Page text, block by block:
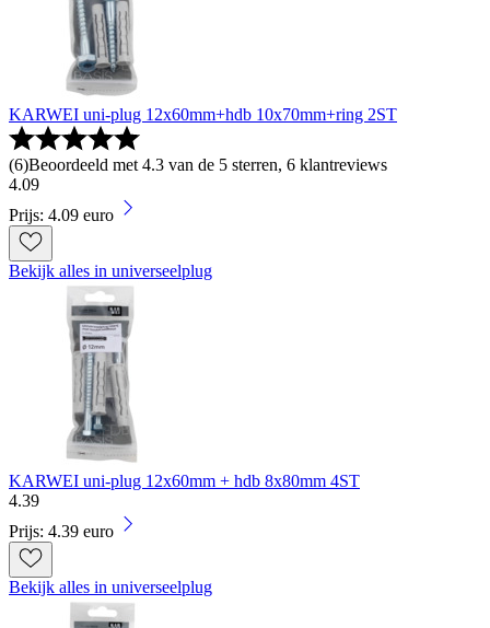
KARWEI uni-plug 12x60mm+hdb 10x70mm+ring 2ST
(6)Beoordeeld met 4.3 van de 5 sterren, 6 klantreviews
4.09
Prijs: 4.09 euro
Bekijk alles in universeelplug
KARWEI uni-plug 12x60mm + hdb 8x80mm 4ST
4.39
Prijs: 4.39 euro
Bekijk alles in universeelplug